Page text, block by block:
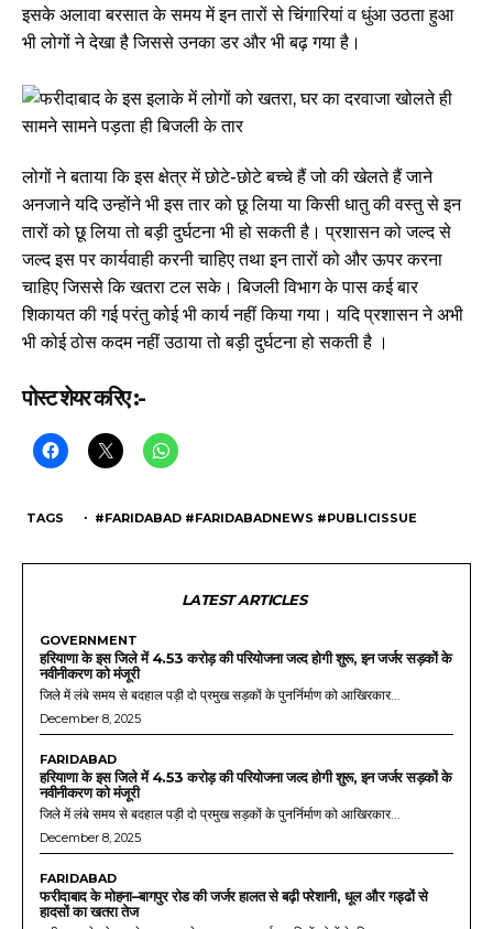
इसके अलावा बरसात के समय में इन तारों से चिंगारियां व धुंआ उठता हुआ
भी लोगों ने देखा है जिससे उनका डर और भी बढ़ गया है।
लोगों ने बताया कि इस क्षेत्र में छोटे-छोटे बच्चे हैं जो की खेलते हैं जाने
अनजाने यदि उन्होंने भी इस तार को छू लिया या किसी धातु की वस्तु से इन
तारों को छू लिया तो बड़ी दुर्घटना भी हो सकती है। प्रशासन को जल्द से
जल्द इस पर कार्यवाही करनी चाहिए तथा इन तारों को और ऊपर करना
चाहिए जिससे कि खतरा टल सके। बिजली विभाग के पास कई बार
शिकायत की गई परंतु कोई भी कार्य नहीं किया गया। यदि प्रशासन ने अभी
भी कोई ठोस कदम नहीं उठाया तो बड़ी दुर्घटना हो सकती है ।
पोस्ट शेयर करिए :-
TAGS ・ #FARIDABAD #FARIDABADNEWS #PUBLICISSUE
LATEST ARTICLES
GOVERNMENT
हरियाणा के इस जिले में 4.53 करोड़ की परियोजना जल्द होगी शुरू, इन जर्जर सड़कों के
नवीनीकरण को मंजूरी
जिले में लंबे समय से बदहाल पड़ी दो प्रमुख सड़कों के पुनर्निर्माण को आखिरकार...
December 8, 2025
FARIDABAD
हरियाणा के इस जिले में 4.53 करोड़ की परियोजना जल्द होगी शुरू, इन जर्जर सड़कों के
नवीनीकरण को मंजूरी
जिले में लंबे समय से बदहाल पड़ी दो प्रमुख सड़कों के पुनर्निर्माण को आखिरकार...
December 8, 2025
FARIDABAD
फरीदाबाद के मोहना–बागपुर रोड की जर्जर हालत से बढ़ी परेशानी, धूल और गड्ढों से
हादसों का खतरा तेज